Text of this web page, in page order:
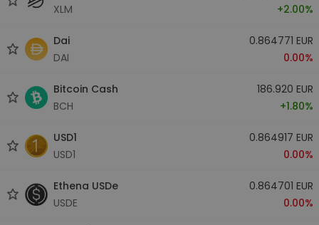
XLM
+2.00%
Dai
DAI
0.864771 EUR
0.00%
Bitcoin Cash
BCH
186.920 EUR
+1.80%
USD1
USD1
0.864917 EUR
0.00%
Ethena USDe
USDE
0.864701 EUR
0.00%